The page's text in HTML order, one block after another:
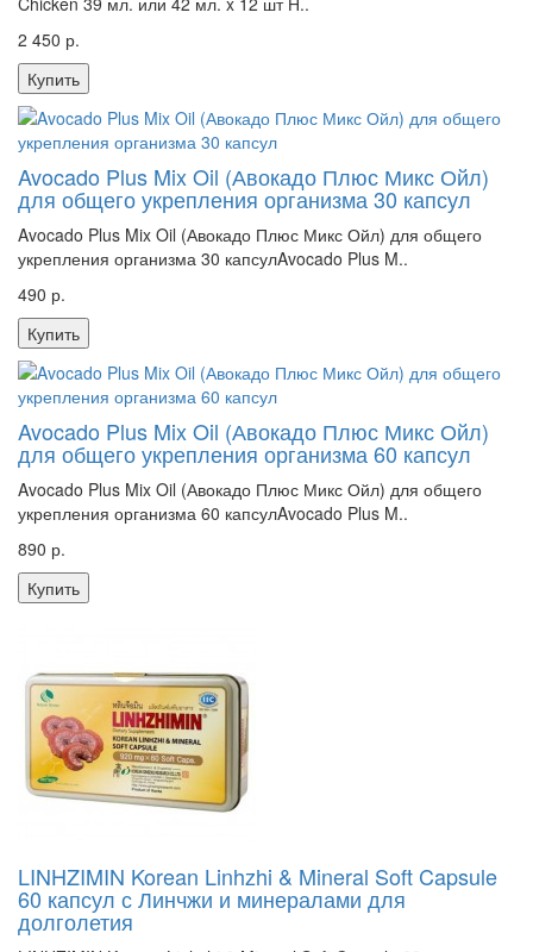
2 450 р.
Купить
Avocado Plus Mix Oil (Авокадо Плюс Микс Ойл)
для общего укрепления организма 30 капсул
Avocado Plus Mix Oil (Авокадо Плюс Микс Ойл) для общего
укрепления организма 30 капсулAvocado Plus M..
490 р.
Купить
Avocado Plus Mix Oil (Авокадо Плюс Микс Ойл)
для общего укрепления организма 60 капсул
Avocado Plus Mix Oil (Авокадо Плюс Микс Ойл) для общего
укрепления организма 60 капсулAvocado Plus M..
890 р.
Купить
LINHZIMIN Korean Linhzhi & Mineral Soft Capsule
60 капсул с Линчжи и минералами для
долголетия